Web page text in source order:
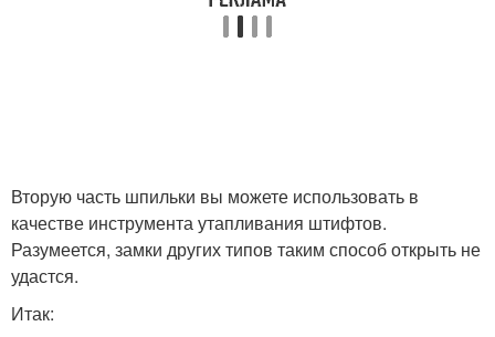
Вторую часть шпильки вы можете использовать в
качестве инструмента утапливания штифтов.
Разумеется, замки других типов таким способ открыть не
удастся.
Итак: